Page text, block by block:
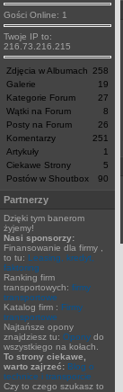
Gości Online: 1
Twoje IP to:
216.73.216.215
Zdjęcia w Albumach
258
Galerie
19
Kategorie Forum
27
Wątki na Forum
8
Posty na Forum
26
Komentarzy
251
Artykuły
1
Ciekawe Strony
5
Postów w Shoutbox
90
Partnerzy
Dzięki tym banerom
żyjemy!
Nasi sponsorzy:
Finansowanie dla firmy ,
to tu: Leasing, kredyt,
faktoring
Ranking firm
transportowych: firmy
transportowe
Katalog firm : Firmy
transportowe
Najtańsze opony
znajdziesz tu: Opony do
wszystkiego na kołach.
To strony ciekawe,
warto zajrzeć: Blog o
technice i transporcie
Czy to czego szukasz to